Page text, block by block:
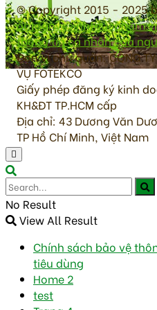
© Copyright 2015 - 2025
thông tin cá nhân của
Đơn vị chủ quản: CÔNG TY
VỤ FOTEKCO
Giấy phép đăng ký kinh
KH&ĐT TP.HCM cấp
Địa chỉ: 43 Dương Văn
TP Hồ Chí Minh, Việt Nam
No Result
View All Result
Chính sách bảo vệ
tiêu dùng
Home 2
test